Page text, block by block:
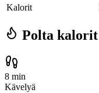
Kalorit
Polta
8 min
Kävelyä